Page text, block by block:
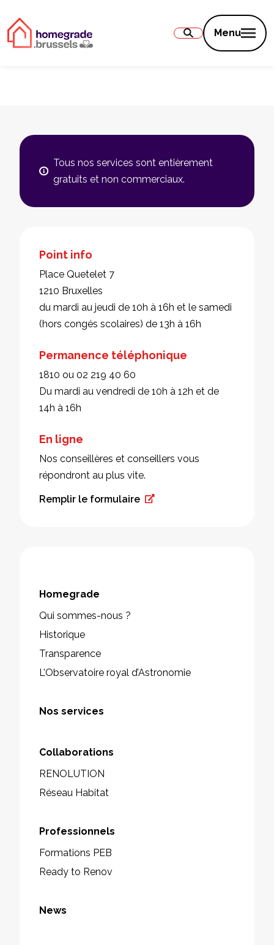
Menu
Tous nos services sont entièrement
gratuits et non commerciaux.
Point info
Place Quetelet 7
1210 Bruxelles
du mardi au jeudi de 10h à 16h et le samedi
(hors congés scolaires) de 13h à 16h
Permanence téléphonique
1810 ou 02 219 40 60
Du mardi au vendredi de 10h à 12h et de
14h à 16h
En ligne
Nos conseillères et conseillers vous
répondront au plus vite.
Remplir le formulaire
Homegrade
Qui sommes-nous ?
Historique
Transparence
L’Observatoire royal d’Astronomie
Nos services
Collaborations
RENOLUTION
Réseau Habitat
Professionnels
Formations PEB
Ready to Renov
News